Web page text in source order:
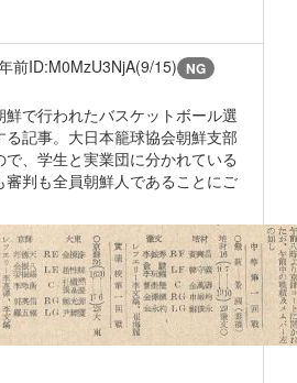
前ID:M0MzU3NjA(9/15) NG
鮮で行われたバスケットボール選
る記事。大日本籠球協会朝鮮支部
で、学生と実業団に分かれている
審判も全員朝鮮人であることにご